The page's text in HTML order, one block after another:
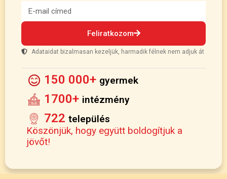
Feliratkozom
Adataidat bizalmasan kezeljük, harmadik félnek nem adjuk át
150 000+ gyermek
1700+ intézmény
722 település
Köszönjük, hogy együtt boldogítjuk a
jövőt!